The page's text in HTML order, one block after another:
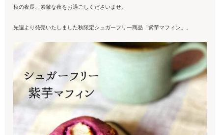
秋の夜長、素敵な夜をお過ごしくださいませ。
先週より発売いたしました秋限定シュガーフリー商品「紫芋マフィン」。